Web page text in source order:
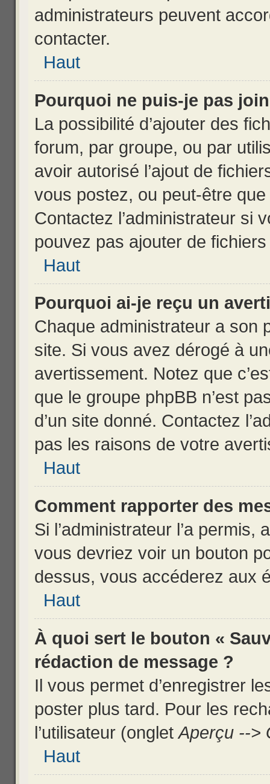
administrateurs peuvent
contacter.
Haut
Pourquoi ne puis-je pas
La possibilité d’ajouter des
forum, par groupe, ou par
avoir autorisé l’ajout de
vous postez, ou peut-être
Contactez l’administrateur si
pouvez pas ajouter de
Haut
Pourquoi ai-je reçu un
Chaque administrateur a son
site. Si vous avez dérogé à
avertissement. Notez que
que le groupe phpBB n’est
d’un site donné. Contactez
pas les raisons de votre
Haut
Comment rapporter des
Si l’administrateur l’a
vous devriez voir un bouton
dessus, vous accéderez aux
Haut
À quoi sert le bouton «
rédaction de message ?
Il vous permet d’enregistrer
poster plus tard. Pour les
l’utilisateur (ongletAperçu -->
Haut